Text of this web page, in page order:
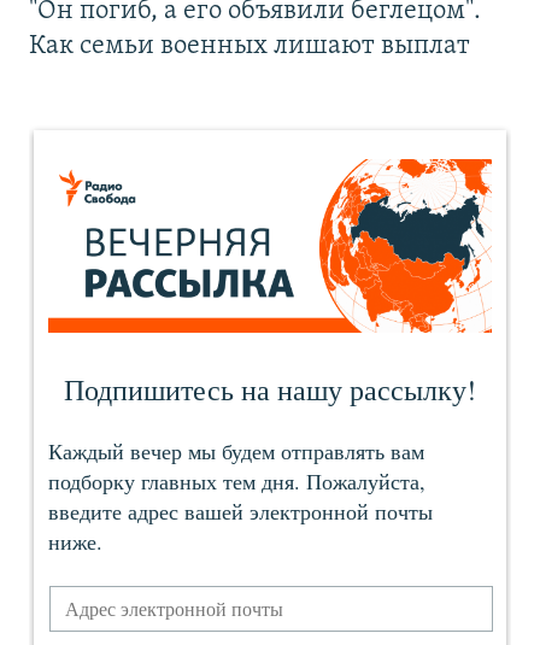
"Он погиб, а его объявили беглецом".
Как семьи военных лишают выплат